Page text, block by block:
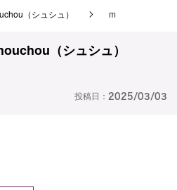
者ランキング
ンケート
（シュシュ）
m
（シュシュ）
投稿日： 2025/03/03